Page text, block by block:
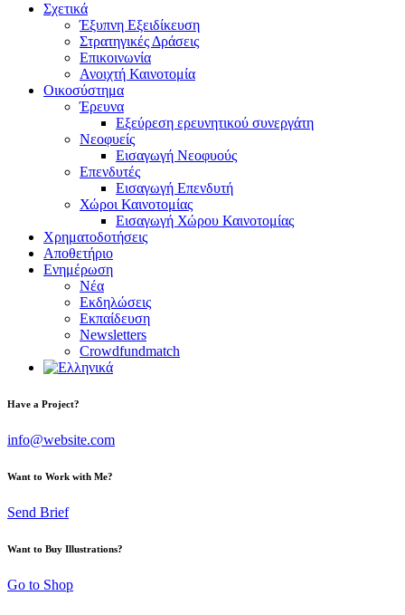
Σχετικά
Έξυπνη Εξειδίκευση
Στρατηγικές Δράσεις
Επικοινωνία
Ανοιχτή Καινοτομία
Οικοσύστημα
Έρευνα
Εξεύρεση ερευνητικού συνεργάτη
Νεοφυείς
Εισαγωγή Νεοφυούς
Επενδυτές
Εισαγωγή Επενδυτή
Χώροι Καινοτομίας
Εισαγωγή Χώρου Καινοτομίας
Χρηματοδοτήσεις
Αποθετήριο
Ενημέρωση
Νέα
Εκδηλώσεις
Εκπαίδευση
Newsletters
Crowdfundmatch
Have a Project?
info@website.com
Want to Work with Me?
Send Brief
Want to Buy Illustrations?
Go to Shop